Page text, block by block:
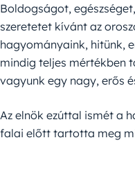
Boldogságot,
szeretetet kívánt az
hagyományaink, hitünk,
mindig teljes mértékben
vagyunk egy nagy, erős
Az elnök ezúttal ismét a
falai előtt tartotta meg